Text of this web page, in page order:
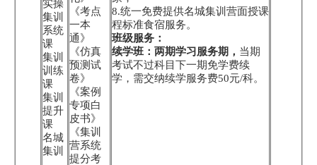
实操
集训
系统
课
集训
训练
课
集训
提升
课
名城
集训
《考点
一本
通》
《仿真
预测试
卷》
《案例
专项白
皮书》
《集训
营系统
提分考
8.统一免费提供名城集训营面授课
程标准食宿服务。
班级服务：
续学班：两期学习服务期， 当期
考试不过科目下一期免学费续
学，需交纳续学服务费50元/科。